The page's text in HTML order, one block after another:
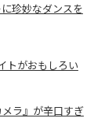
珍妙なダンスを
トがおもしろい
ラ』が辛口すぎ